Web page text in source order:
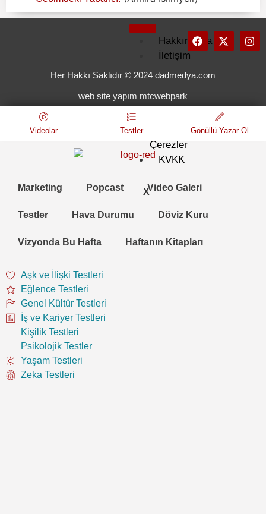
Hakkımızda
İletişim
Künye
Koşulları
Çerezler
KVKK
X
Her Hakkı Saklıdır © 2024 dadmedya.com
web site yapım mtcwebpark
Videolar Testler Gönüllü Yazar Ol
Marketing Popcast Video Galeri
Testler Hava Durumu Döviz Kuru
Vizyonda Bu Hafta Haftanın Kitapları
Aşk ve İlişki Testleri
Eğlence Testleri
Genel Kültür Testleri
İş ve Kariyer Testleri
Kişilik Testleri
Psikolojik Testler
Yaşam Testleri
Zeka Testleri